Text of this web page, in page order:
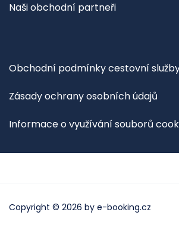
Naši obchodní partneři
Obchodní podmínky cestovní
Zásady ochrany osobních údajů
Informace o využívání souborů
Copyright © 2026 by e-booking.cz